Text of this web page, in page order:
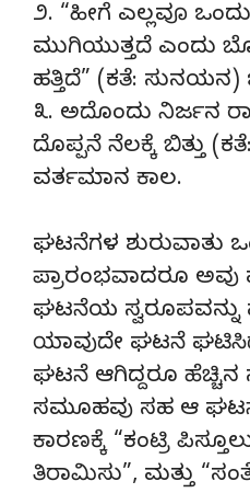
೨. “ಹೀಗೆ ಎಲ್ಲವೂ
ಮುಗಿಯುತ್ತದೆ ಎಂದು
ಹತ್ತಿದೆ” (ಕತೆ: ಸುನಯನ)
೩. ಅದೊಂದು ನಿರ್ಜನ
ದೊಪ್ಪನೆ ನೆಲಕ್ಕೆ ಬಿತ್ತು
ವರ್ತಮಾನ ಕಾಲ.
ಘಟನೆಗಳ ಶುರುವಾತು
ಪ್ರಾರಂಭವಾದರೂ ಅವು
ಘಟನೆಯ ಸ್ವರೂಪವನ್ನು
ಯಾವುದೇ ಘಟನೆ
ಘಟನೆ ಆಗಿದ್ದರೂ ಹೆಚ್ಚಿನ
ಸಮೂಹವು ಸಹ ಆ
ಕಾರಣಕ್ಕೆ “ಕಂಟ್ರಿ
ತಿರಾಮಿಸು”, ಮತ್ತು